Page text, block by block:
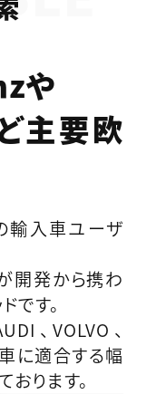
や
主要欧
輸入車ユーザ
開発から携わ
です。
、VOLVO、
に適合する幅
ります。